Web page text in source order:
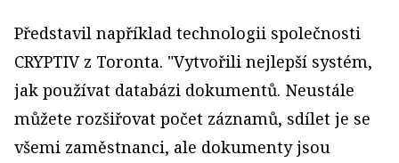
Představil například technologii společnosti
CRYPTIV z Toronta. "Vytvořili nejlepší systém,
jak používat databázi dokumentů. Neustále
můžete rozšiřovat počet záznamů, sdílet je se
všemi zaměstnanci, ale dokumenty jsou